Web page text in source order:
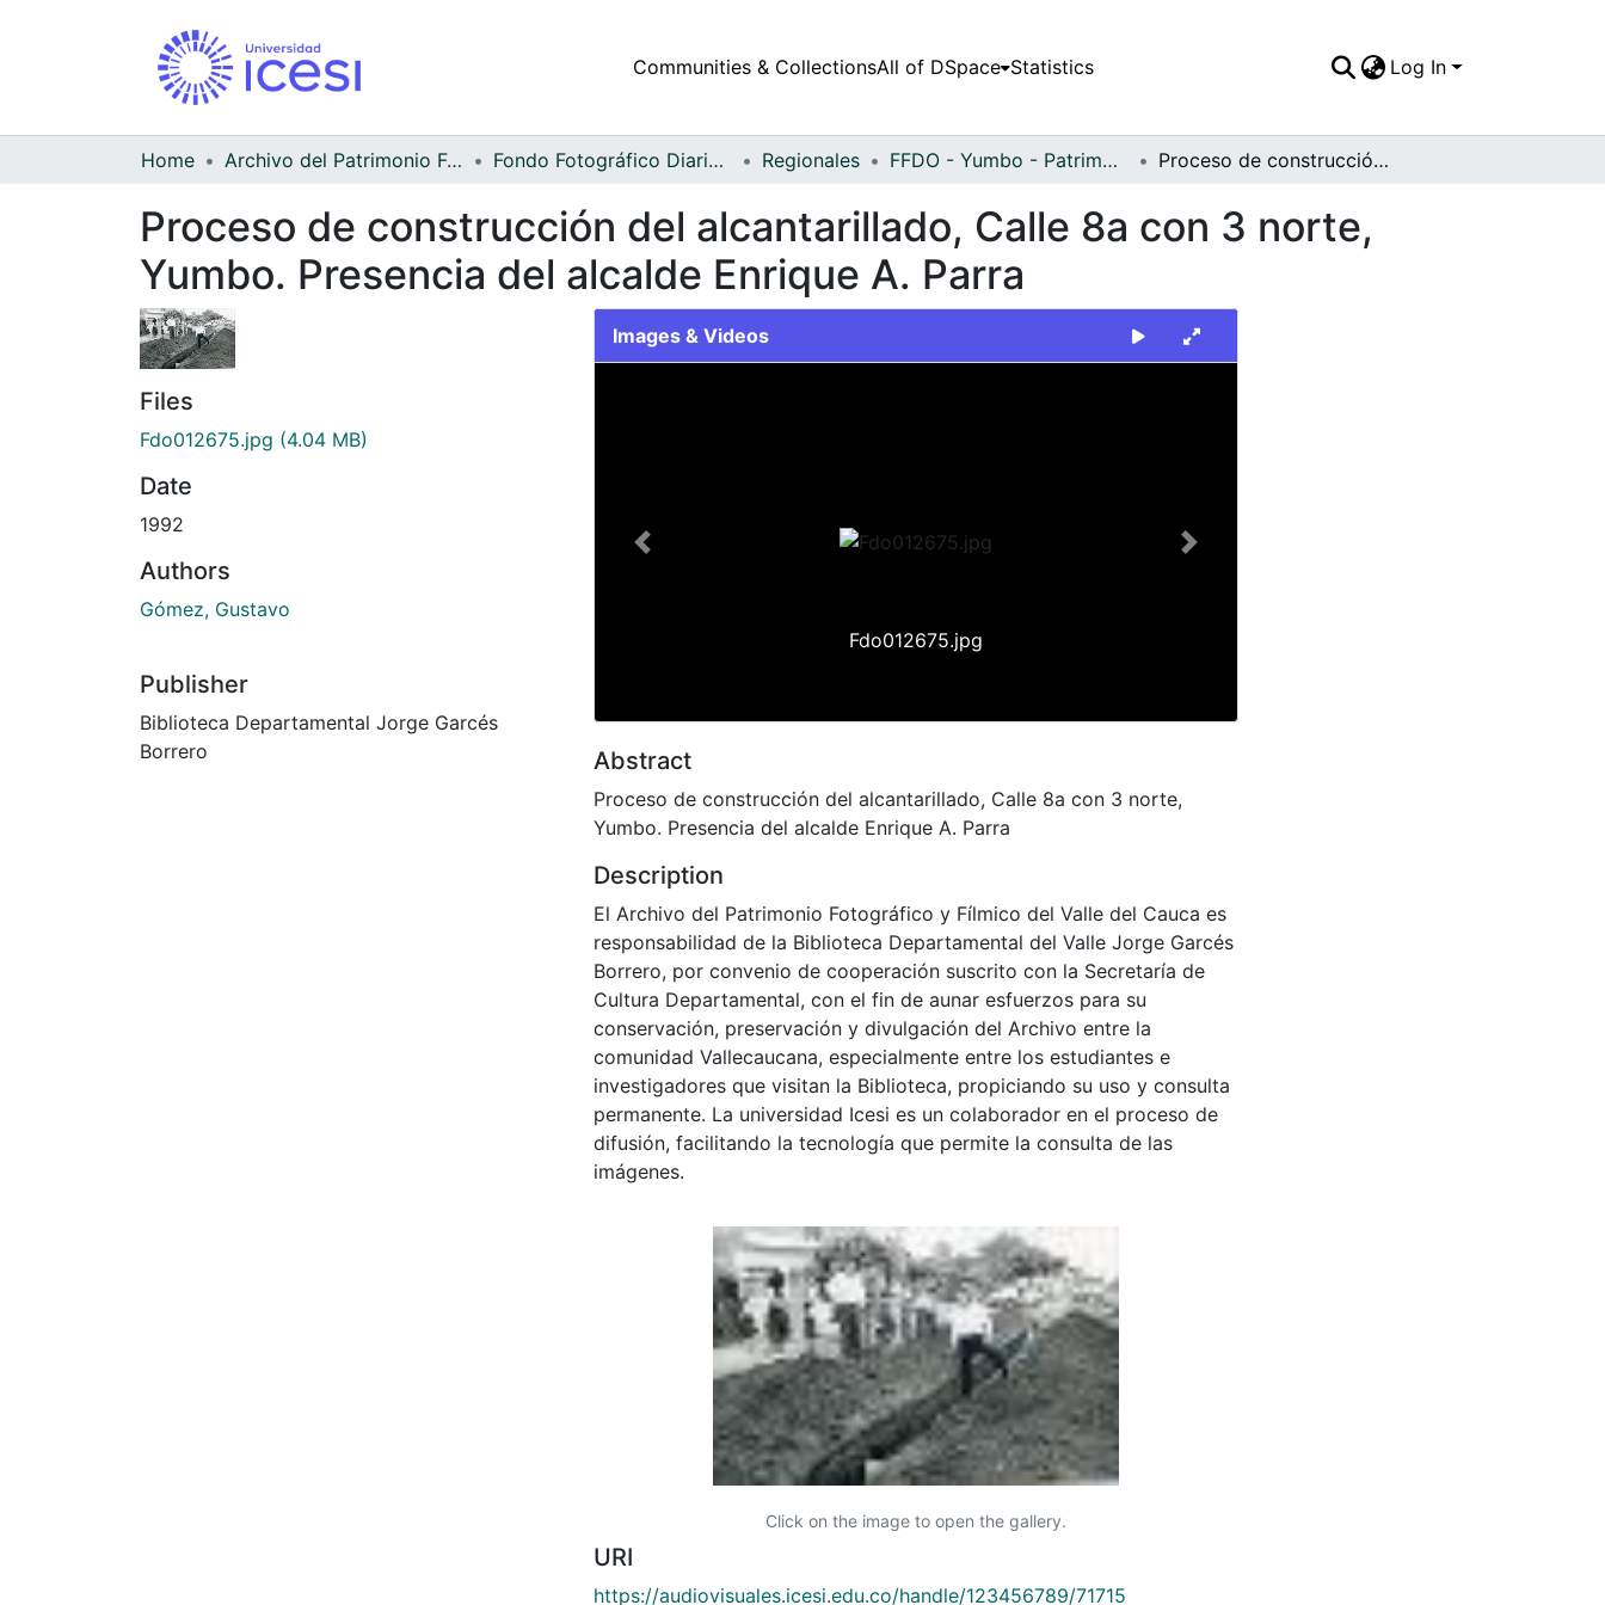
Communities & CollectionsAll of DSpace Statistics Log In
Home Archivo del Patrimonio Fotográfico y Fílmico del Valle del Cauca Fondo Fotográfico Diario Occidente Regionales FFDO - Yumbo - Patrimonial Proceso de construcción del alcantarillado, Calle 8a con 3 norte, Yumbo. Presencia del alcalde Enrique A. Parra
Proceso de construcción del alcantarillado, Calle 8a con 3 norte,
Yumbo. Presencia del alcalde Enrique A. Parra
Files
Fdo012675.jpg (4.04 MB)
Date
1992
Authors
Gómez, Gustavo
Publisher
Biblioteca Departamental Jorge Garcés
Borrero
Images & Videos
Fdo012675.jpg
Previous Next
Abstract
Proceso de construcción del alcantarillado, Calle 8a con 3 norte,
Yumbo. Presencia del alcalde Enrique A. Parra
Description
El Archivo del Patrimonio Fotográfico y Fílmico del Valle del Cauca es
responsabilidad de la Biblioteca Departamental del Valle Jorge Garcés
Borrero, por convenio de cooperación suscrito con la Secretaría de
Cultura Departamental, con el fin de aunar esfuerzos para su
conservación, preservación y divulgación del Archivo entre la
comunidad Vallecaucana, especialmente entre los estudiantes e
investigadores que visitan la Biblioteca, propiciando su uso y consulta
permanente. La universidad Icesi es un colaborador en el proceso de
difusión, facilitando la tecnología que permite la consulta de las
imágenes.
Click on the image to open the gallery.
URI
https://audiovisuales.icesi.edu.co/handle/123456789/71715